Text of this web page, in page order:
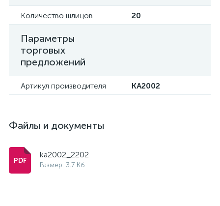
Количество шлицов 20
Параметры
торговых
предложений
Артикул производителя KA2002
Файлы и документы
ka2002_2202
Размер: 3.7 Кб